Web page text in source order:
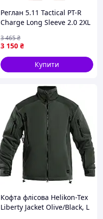
2
Способи
оплати
Покупка
Оформіть
замовлення через
спеціальну
функцію, щоб
бути впевненим у
поверненні
коштів, якщо вам
не підійде товар.
Чому це вигідно:
Легка
онлайн-
оплата
Реглан 5.11 Tactical PT-R
Charge Long Sleeve 2.0 2XL
3 150 ₴
3 465₴
Купити
Кофта флісова Helikon-Tex
Liberty Jacket Olive/Black, L